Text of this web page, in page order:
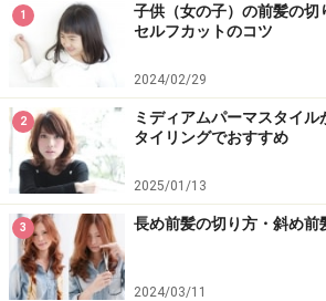
1
子供（女の子）の前髪の切
セルフカットのコツ
2024/02/29
2
ミディアムパーマスタイ
タイリングでおすすめ
2025/01/13
3 長め前髪の切り方・斜め前
2024/03/11